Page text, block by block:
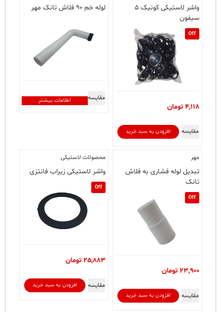
مختلفی
می
باشد.
گزینه
انتخاب
واشر لاستیکی کونیک ۵
سیفون
Off
4,118 تومان
افزودن به سبد خرید مقایسه
لوله خم ۹۰ فلاش تانک مهر
اطلاعات بیشتر مقایسه
مهر
تبدیل لوله فشاری به فلاش
تانک
Off
23,900 تومان
افزودن به سبد خرید مقایسه
محصولات لاستیکی
واشر لاستیکی زیراب فانتزی
Off
25,883 تومان
افزودن به سبد خرید مقایسه